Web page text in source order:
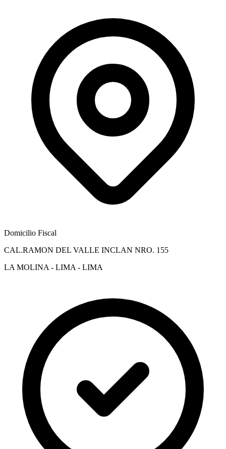
Domicilio Fiscal
CAL.RAMON DEL VALLE INCLAN NRO. 155
LA MOLINA - LIMA - LIMA